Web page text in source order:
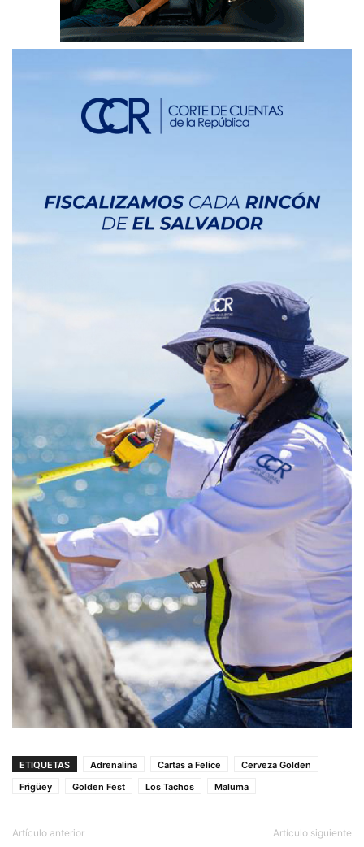
ETIQUETAS Adrenalina Cartas a Felice
Cerveza Golden
Frigüey
Golden Fest Los Tachos Maluma
Artículo anterior Artículo siguiente